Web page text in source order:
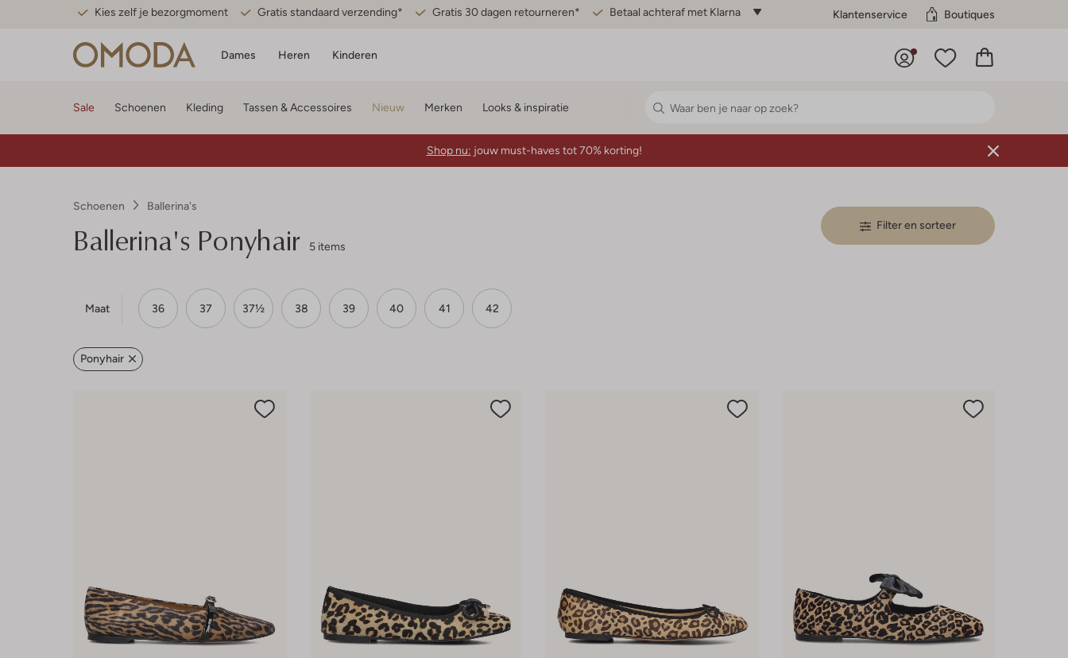
Kies zelf je bezorgmoment Gratis standaard verzending* Gratis 30 dagen retourneren* Betaal achteraf met Klarna Klantenservice Boutiques
Dames Heren Kinderen
Sale Schoenen Kleding Tassen & Accessoires Nieuw Merken Looks & inspiratie
Shop nu: jouw must-haves tot 70% korting!
Schoenen Ballerina's
Ballerina's Ponyhair 5 items
Filter en sorteer
Maat 36 37 37½ 38 39 40 41 42
Ponyhair